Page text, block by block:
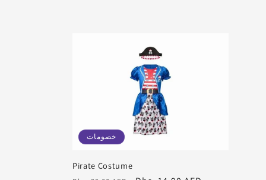
خصومات
Pirate Costume